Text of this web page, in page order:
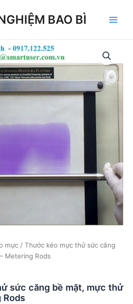
BAO BÌ
mực / Thước kéo mực thử sức căng
Metering Rods
sức căng bề mặt, mực thử
Rods